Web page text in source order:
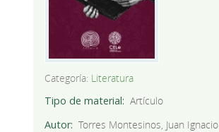
Categoría: Literatura
Tipo de material
Artículo
Autor
Torres Montesinos, Juan Ignacio